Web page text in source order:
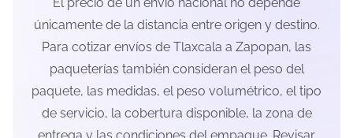
únicamente de la distancia entre origen y destino.
Para cotizar envíos de Tlaxcala a Zapopan, las
paqueterías también consideran el peso del
paquete, las medidas, el peso volumétrico, el tipo
de servicio, la cobertura disponible, la zona de